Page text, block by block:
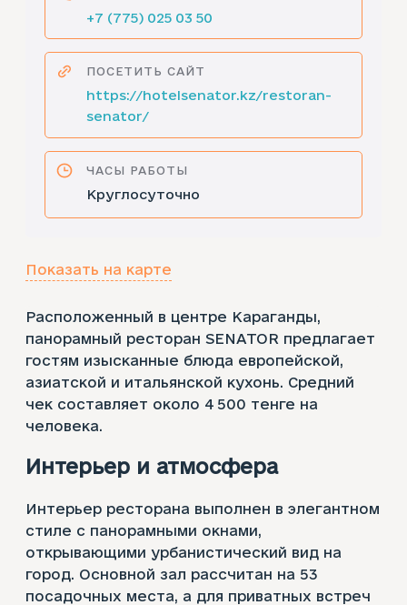
Расположенный в центре Караганды,
панорамный ресторан SENATOR предлагает
гостям изысканные блюда европейской,
азиатской и итальянской кухонь. Средний
чек составляет около 4 500 тенге на
человека.
Интерьер и атмосфера
Интерьер ресторана выполнен в элегантном
стиле с панорамными окнами,
открывающими урбанистический вид на
город. Основной зал рассчитан на 53
посадочных места, а для приватных встреч
+7 (775) 025 03 50
ПОСЕТИТЬ САЙТ
https://hotelsenator.kz/restoran-
senator/
ЧАСЫ РАБОТЫ
Круглосуточно
Показать на карте